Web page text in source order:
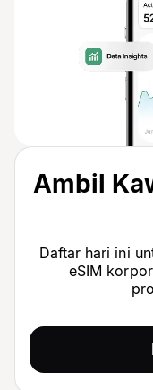
Ambil
Daftar hari ini
eSIM